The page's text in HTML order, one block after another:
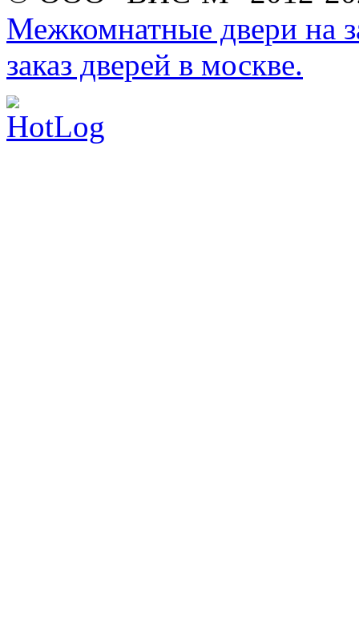
Межкомнатные двери на
заказ дверей в москве.